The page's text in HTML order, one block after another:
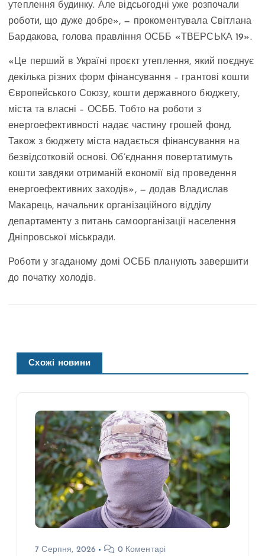
утеплення будинку. Але відсьогодні уже розпочали
роботи, що дуже добре», — прокоментувала Світлана
Бардакова, голова правління ОСББ «ТВЕРСЬКА 19».
«Це перший в Україні проєкт утеплення, який поєднує
декілька різних форм фінансування – грантові кошти
Європейського Союзу, кошти державного бюджету,
міста та власні – ОСББ. Тобто на роботи з
енергоефективності надає частину грошей фонд.
Також з бюджету міста надається фінансування на
безвідсотковій основі. Об’єднання повертатимуть
кошти завдяки отриманій економії від проведення
енергоефективних заходів», — додав Владислав
Макарець, начальник організаційного відділу
департаменту з питань самоорганізації населення
Дніпровської міськради.
Роботи у згаданому домі ОСББ планують завершити
до початку холодів.
Схожі новини
7 Серпня, 2026 0 Коментарі